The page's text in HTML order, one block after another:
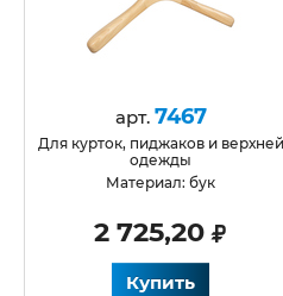
арт. 7467
для курток, пиджаков и верхней
одежды
Материал: бук
2 725,20
Купить